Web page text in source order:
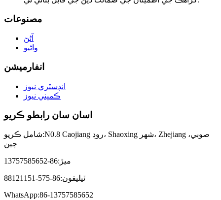
مصنوعات
آڻڻ
واڻيو
انفارميشن
انڊسٽري نيوز
ڪمپني نيوز
اسان سان رابطو ڪريو
شامل ڪريو:N0.8 Caojiang روڊ، Shaoxing شهر، Zhejiang صوبي،
چين
ميڙ:86-13757585652
ٽيليفون:86-575-88121151
WhatsApp:86-13757585652